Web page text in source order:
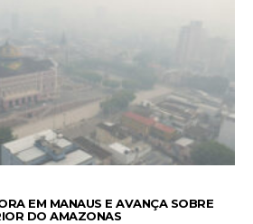
EM MANAUS E AVANÇA SOBRE
DO AMAZONAS